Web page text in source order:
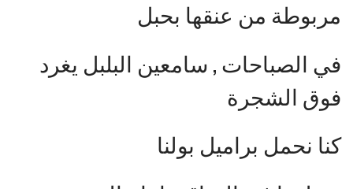
مربوطة من عنقها بحبل
في الصباحات , سامعين البلبل يغرد
فوق الشجرة
كنا نحمل براميل بولنا